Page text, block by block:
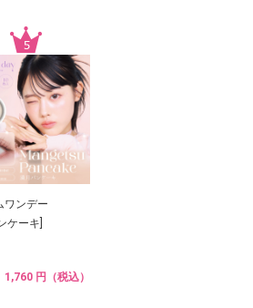
ワンデー
ケーキ]
1,760 円（税込）